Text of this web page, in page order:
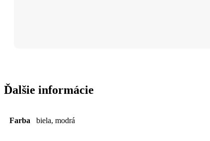
Ďalšie informácie
Farba biela, modrá